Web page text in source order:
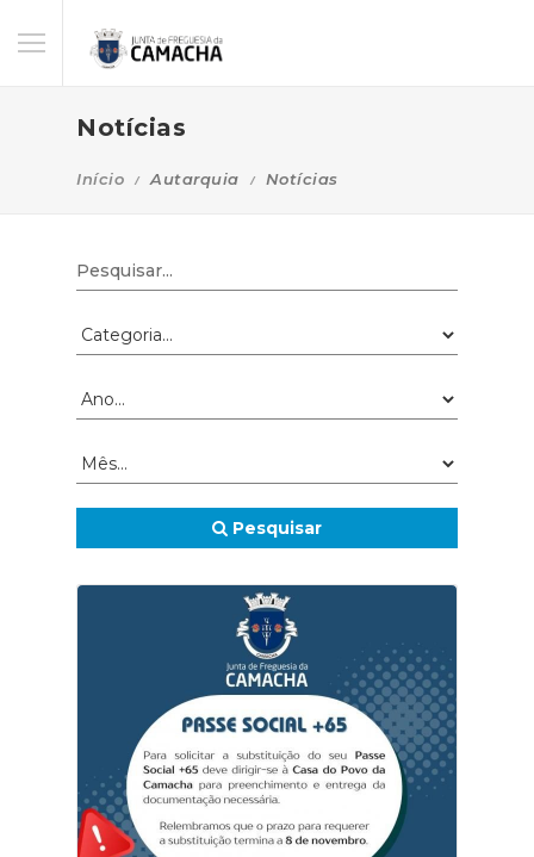
Notícias
Início Autarquia Notícias
Pesquisar